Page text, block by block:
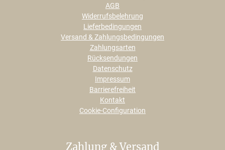
AGB
Widerrufsbelehrung
Lieferbedingungen
Versand & Zahlungsbedingungen
Zahlungsarten
Rücksendungen
Datenschutz
Impressum
Barrierefreiheit
Kontakt
Cookie-Configuration
Zahlung & Versand